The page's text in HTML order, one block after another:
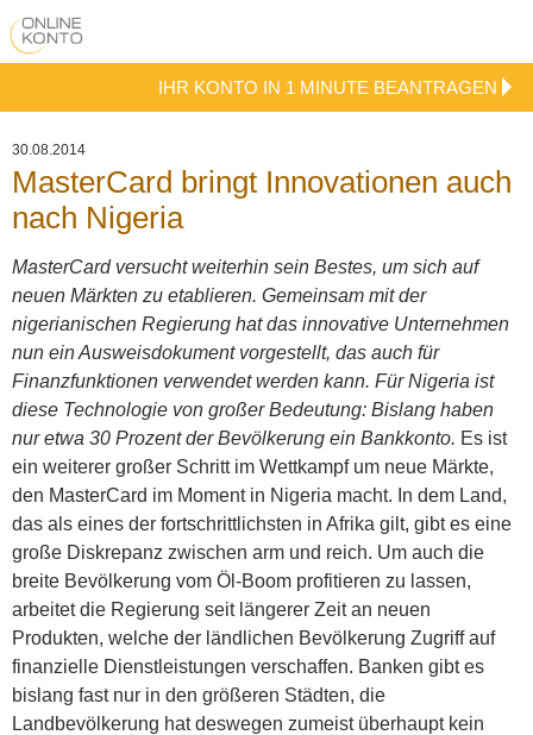
IHR KONTO IN 1 MINUTE BEANTRAGEN
30.08.2014
MasterCard bringt Innovationen auch
nach Nigeria
MasterCard versucht weiterhin sein Bestes, um sich auf
neuen Märkten zu etablieren. Gemeinsam mit der
nigerianischen Regierung hat das innovative Unternehmen
nun ein Ausweisdokument vorgestellt, das auch für
Finanzfunktionen verwendet werden kann. Für Nigeria ist
diese Technologie von großer Bedeutung: Bislang haben
nur etwa 30 Prozent der Bevölkerung ein Bankkonto. Es ist
ein weiterer großer Schritt im Wettkampf um neue Märkte,
den MasterCard im Moment in Nigeria macht. In dem Land,
das als eines der fortschrittlichsten in Afrika gilt, gibt es eine
große Diskrepanz zwischen arm und reich. Um auch die
breite Bevölkerung vom Öl-Boom profitieren zu lassen,
arbeitet die Regierung seit längerer Zeit an neuen
Produkten, welche der ländlichen Bevölkerung Zugriff auf
finanzielle Dienstleistungen verschaffen. Banken gibt es
bislang fast nur in den größeren Städten, die
Landbevölkerung hat deswegen zumeist überhaupt kein